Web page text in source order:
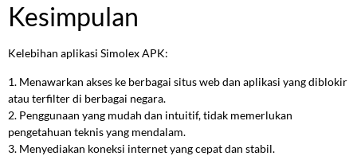
Kesimpulan
Kelebihan aplikasi Simolex APK:
1. Menawarkan akses ke berbagai situs web dan aplikasi yang diblokir
atau terfilter di berbagai negara.
2. Penggunaan yang mudah dan intuitif, tidak memerlukan
pengetahuan teknis yang mendalam.
3. Menyediakan koneksi internet yang cepat dan stabil.